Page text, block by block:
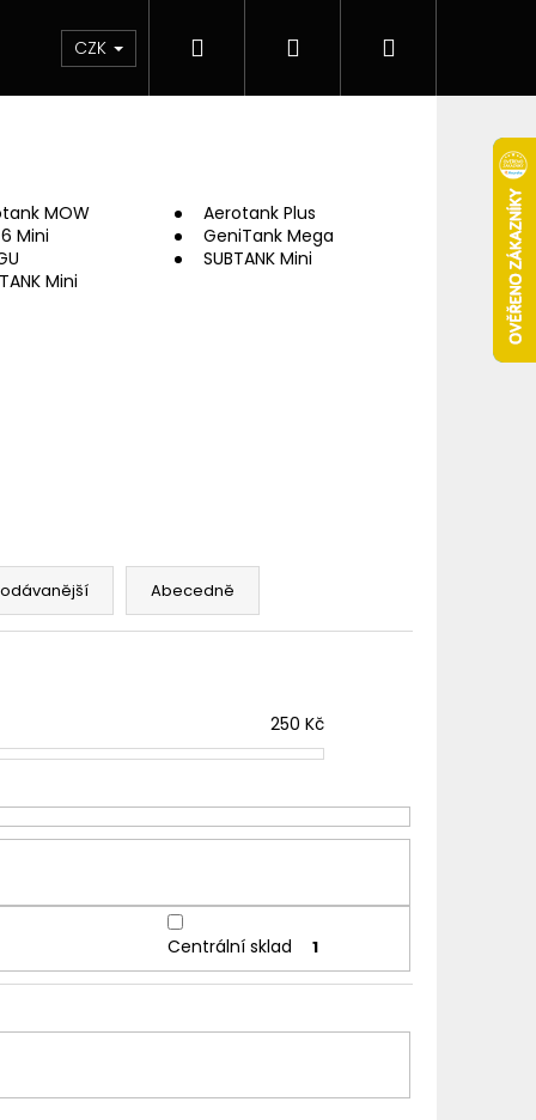
novinky Elektronické cigarety
CZK Přihlášení
MOW
Aerotank Plus
Mini
GeniTank Mega
SUBTANK Mini
Mini
Abecedně
250 Kč
Centrální sklad 1